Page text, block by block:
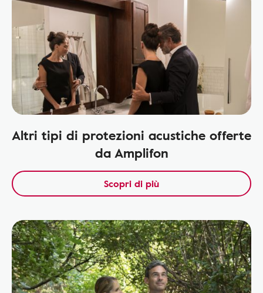
Altri tipi di protezioni acustiche offerte
da Amplifon
Scopri di più